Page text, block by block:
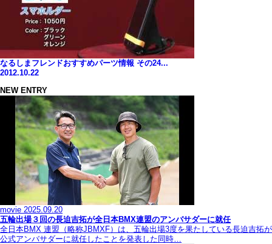
なるしまフレンドおすすめパーツ情報 その24...
2012.10.22
NEW ENTRY
movie 2025.09.20
五輪出場３回の長迫吉拓が全日本BMX連盟のアンバサダーに就任
全日本BMX 連盟（略称JBMXF）は、五輪出場3度を果たしている長迫吉拓が
公式アンバサダーに就任したことを発表した同時…